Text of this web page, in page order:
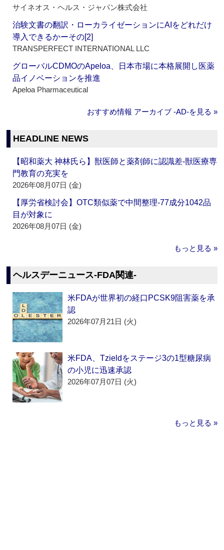
サイネオス・ヘルス・ジャパン株式会社
治験文書の翻訳・ローカライゼーションにAIをどれだけ
導入できるかーその[2]
TRANSPERFECT INTERNATIONAL LLC
グローバルCDMOのApeloa、日本市場に本格展開し医薬
品イノベーションを推進
Apeloa Pharmaceutical
おすすめ情報 アーカイブ ‐AD‐を見る »
HEADLINE NEWS
【昭和薬大 神林氏ら】獣医師と薬剤師に認識差‐獣医療専
門教育の充実を
2026年08月07日 (金)
【厚労省検討会】OTC類似薬で中間整理‐77成分1042品
目が対象に
2026年08月07日 (金)
もっと見る »
ヘルスデーニュース‐FDA関連‐
米FDAが世界初の経口PCSK9阻害薬を承
認
2026年07月21日 (火)
米FDA、Tzieldをステージ3の1型糖尿病
の小児に迅速承認
2026年07月07日 (火)
もっと見る »